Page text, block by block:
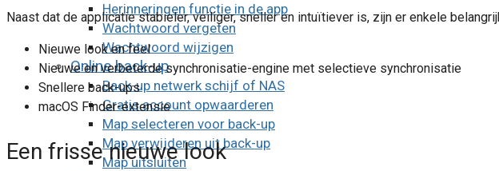
Herinneringen functie in de app
Wachtwoord vergeten
Wachtwoord wijzigen
Online back-up
Back-up netwerk schijf of NAS
Gratis account opwaarderen
Map selecteren voor back-up
Map verwijderen uit back-up
Map uitsluiten
Naast dat de applicatie stabieler, veiliger, sneller en intuïtiever is, zijn er enkele
Nieuwe look en feel
Nieuwe en verbeterde synchronisatie-engine met selectieve synchronisatie
Snellere back-ups
macOS Finder-extensie
Een frisse nieuwe look